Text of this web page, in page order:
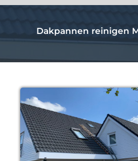
Dakpannen reinigen